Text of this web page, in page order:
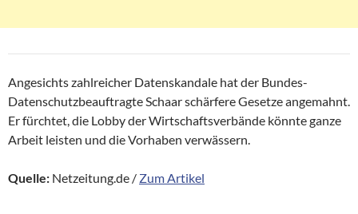
Angesichts zahlreicher Datenskandale hat der Bundes-
Datenschutzbeauftragte Schaar schärfere Gesetze angemahnt.
Er fürchtet, die Lobby der Wirtschaftsverbände könnte ganze
Arbeit leisten und die Vorhaben verwässern.
Quelle: Netzeitung.de / Zum Artikel